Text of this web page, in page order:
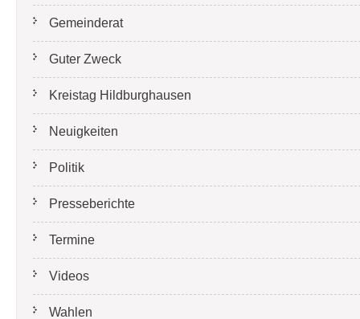
Gemeinderat
Guter Zweck
Kreistag Hildburghausen
Neuigkeiten
Politik
Presseberichte
Termine
Videos
Wahlen